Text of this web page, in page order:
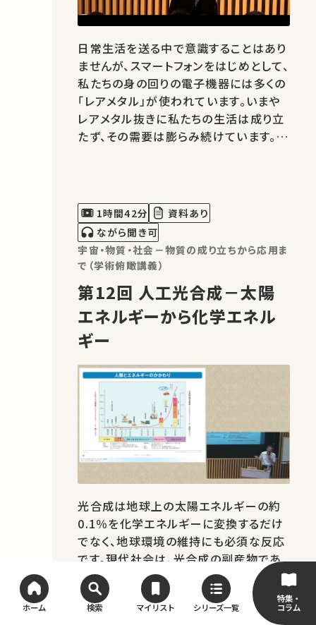
ホーム 検索 マイリスト シリーズ一覧
特集・
コラム
日常生活を送る中で意識することはあり
ませんが、スマートフォンをはじめとして、
私たちの身の回りの電子機器には多くの
「レアメタル」が使われています。いまや
レアメタル抜きに私たちの生活は成り立
たず、その需要は膨らみ続けています。し
レアメタルの現状や、その将来性につい
て解説します。さらに、レアメ…
1時間42分
資料あり
ながら聞き可
宇宙・物質・社会－物質の成り立ちから応用ま
で（学術俯瞰講義）
第12回 人工光合成－太陽
エネルギーから化学エネル
ギー
光合成は地球上の太陽エネルギーの約
0.1％を化学エネルギーに変換するだけ
でなく、地球環境の維持にも必須な反応
です。現代社会は、光合成の副産物であ
る石油や天然ガスなどの化石資源を大
量に消費しながら成り立っていますが、
エネルギー問題や環境問題のような地球